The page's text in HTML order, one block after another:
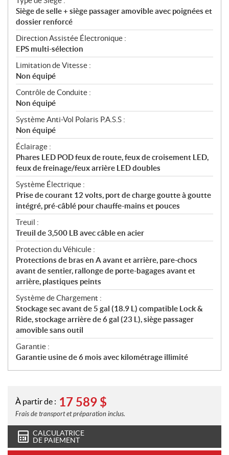
Siège de selle + siège passager amovible avec poignées et
dossier renforcé
Direction Assistée Électronique :
EPS multi-sélection
Limitation de Vitesse :
Non équipé
Contrôle de Conduite :
Non équipé
Système Anti-Vol Polaris P.A.S.S :
Non équipé
Éclairage :
Phares LED POD feux de route, feux de croisement LED,
feux de freinage/feux arrière LED doubles
Système Électrique :
Prise de courant 12 volts, port de charge goutte à goutte
intégré, pré-câblé pour chauffe-mains et pouces
Treuil :
Treuil de 3,500 LB avec câble en acier
Protection du Véhicule :
Protections de bras en A avant et arrière, pare-chocs
avant de sentier, rallonge de porte-bagages avant et
arrière, plastiques peints
Système de Chargement :
Stockage sec avant de 5 gal (18.9 L) compatible Lock &
Ride, stockage arrière de 6 gal (23 L), siège passager
amovible sans outil
Garantie :
Garantie usine de 6 mois avec kilométrage illimité
À partir de : 17 589 $
Frais de transport et préparation inclus.
CALCULATRICE
DE PAIEMENT